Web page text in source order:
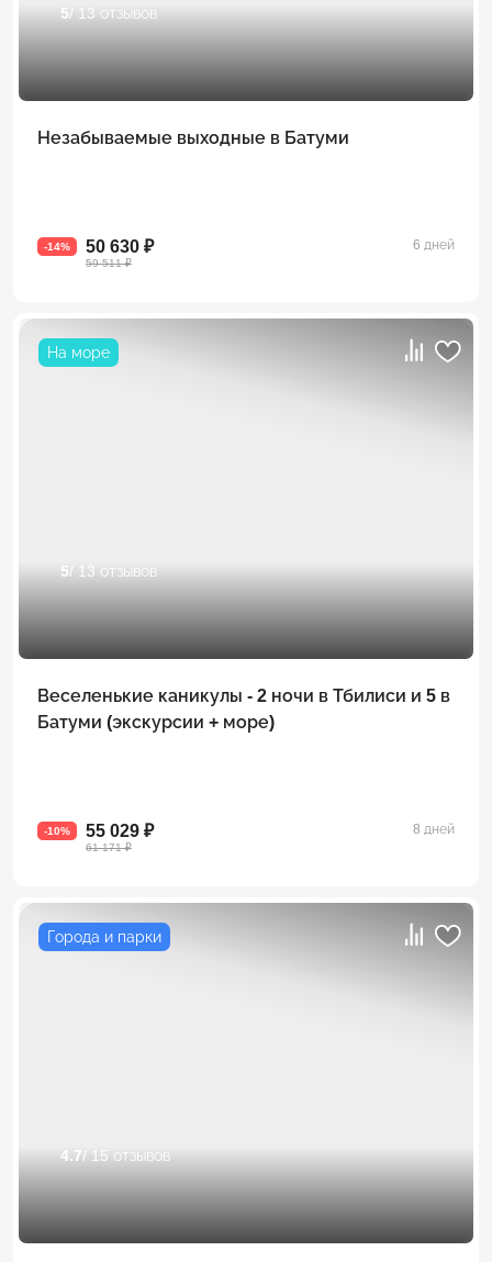
5/ 13 отзывов
Незабываемые выходные в Батуми
-14% 50 630 ₽
59 511 ₽
6 дней
На море
5/ 13 отзывов
Веселенькие каникулы - 2 ночи в Тбилиси и 5 в
Батуми (экскурсии + море)
-10% 55 029 ₽
61 171 ₽
8 дней
Города и парки
4.7/ 15 отзывов